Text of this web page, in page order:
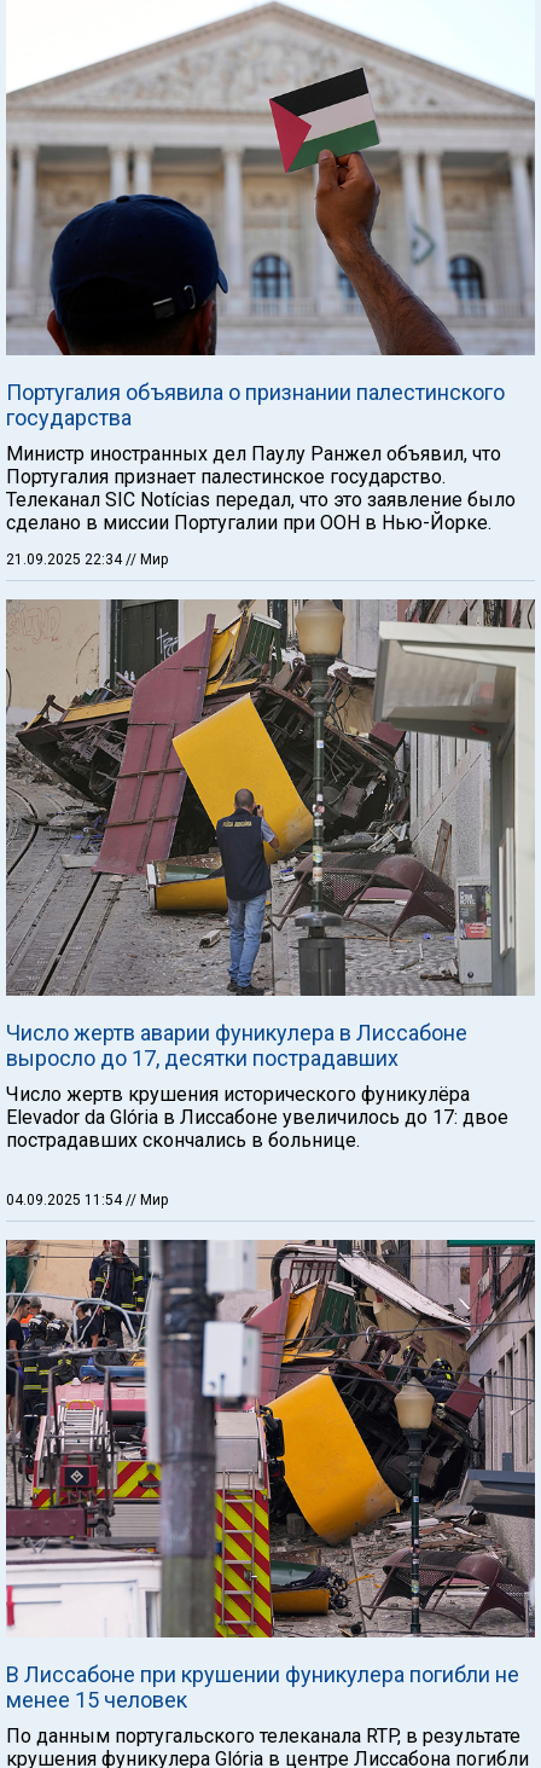
Португалия объявила о признании палестинского
государства
Министр иностранных дел Паулу Ранжел объявил, что
Португалия признает палестинское государство.
Телеканал SIC Notícias передал, что это заявление было
сделано в миссии Португалии при ООН в Нью-Йорке.
21.09.2025 22:34 // Мир
Число жертв аварии фуникулера в Лиссабоне
выросло до 17, десятки пострадавших
Число жертв крушения исторического фуникулёра
Elevador da Glória в Лиссабоне увеличилось до 17: двое
пострадавших скончались в больнице.
04.09.2025 11:54// Мир
В Лиссабоне при крушении фуникулера погибли не
менее 15 человек
По данным португальского телеканала RTP, в результате
крушения фуникулера Glória в центре Лиссабона погибли